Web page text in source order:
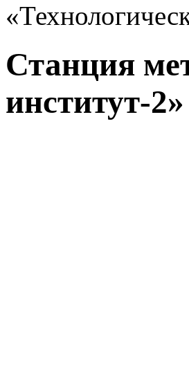
Станция
институт-2»